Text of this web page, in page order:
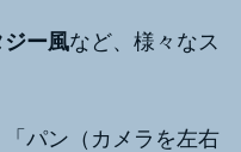
ー風など、様々なス
パン（カメラを左右